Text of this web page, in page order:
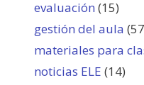
evaluación (15)
gestión del aula
materiales para
noticias ELE (14)